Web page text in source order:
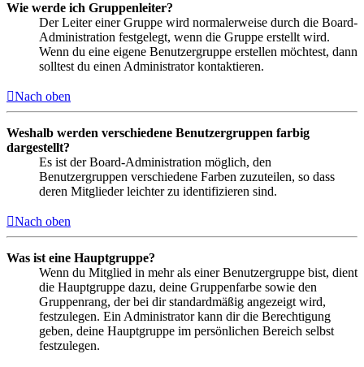
Wie werde ich Gruppenleiter?
Der Leiter einer Gruppe wird normalerweise durch die Board-
Administration festgelegt, wenn die Gruppe erstellt wird.
Wenn du eine eigene Benutzergruppe erstellen möchtest, dann
solltest du einen Administrator kontaktieren.
Nach oben
Weshalb werden verschiedene Benutzergruppen farbig
dargestellt?
Es ist der Board-Administration möglich, den
Benutzergruppen verschiedene Farben zuzuteilen, so dass
deren Mitglieder leichter zu identifizieren sind.
Nach oben
Was ist eine Hauptgruppe?
Wenn du Mitglied in mehr als einer Benutzergruppe bist, dient
die Hauptgruppe dazu, deine Gruppenfarbe sowie den
Gruppenrang, der bei dir standardmäßig angezeigt wird,
festzulegen. Ein Administrator kann dir die Berechtigung
geben, deine Hauptgruppe im persönlichen Bereich selbst
festzulegen.